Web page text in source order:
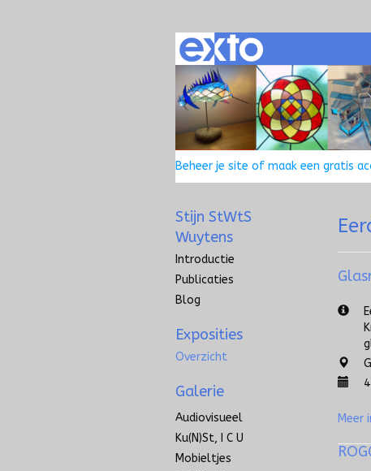
Beheer je site of maak een gratis
Meer
Stijn StWtS
Wuytens
Introductie
Publicaties
Blog
Exposities
Overzicht
Galerie
Audiovisueel
Ku(n)st, I C U
Mobieltjes